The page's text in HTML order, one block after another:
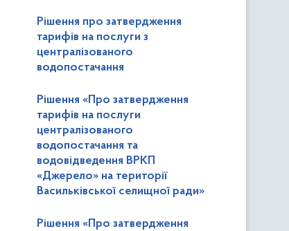
Рішення про затвердження
тарифів на послуги з
централізованого
водопостачання
Рішення «Про затвердження
тарифів на послуги
централізованого
водопостачання та
водовідведення ВРКП
«Джерело» на території
Васильківської селищної ради»
Рішення «Про затвердження